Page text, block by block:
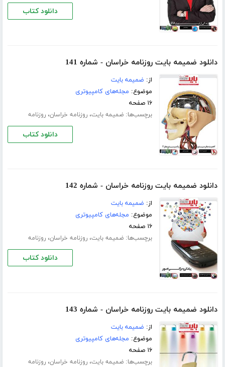
دانلود کتاب
دانلود ضمیمه بایت روزنامه خراسان - شماره 141
از: ضمیمه بایت
موضوع: مجله‌های کامپیوتری
۱۶ صفحه
برچسب‌ها:ضمیمه بایت،روزنامه خراسان،روزنامه
دانلود کتاب
دانلود ضمیمه بایت روزنامه خراسان - شماره 142
از: ضمیمه بایت
موضوع: مجله‌های کامپیوتری
۱۶ صفحه
برچسب‌ها:ضمیمه بایت،روزنامه خراسان،روزنامه
دانلود کتاب
دانلود ضمیمه بایت روزنامه خراسان - شماره 143
از: ضمیمه بایت
موضوع: مجله‌های کامپیوتری
۱۶ صفحه
برچسب‌ها:ضمیمه بایت،روزنامه خراسان،روزنامه